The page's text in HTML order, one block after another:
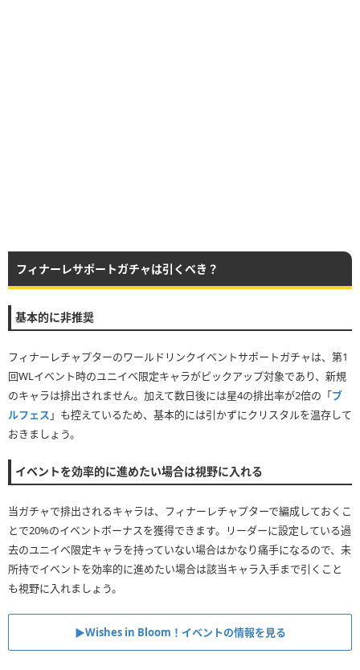
フィナーレサポートガチャは引くべき？
基本的に非推奨
フィナーレチャプターのワールドリンクイベントサポートガチャは、第1
回WLイベント時のユニイベ限定キャラがピックアップ対象であり、新規
のキャラは排出されません。加えて数日後には星4の排出率が2倍の「ブ
ルフェス 」も控えているため、基本的には引かずにクリスタルを温存して
おきましょう。
イベントを効率的に進めたい場合は視野に入れる
当ガチャで排出されるキャラは、フィナーレチャプターで編成しておくこ
とで20%のイベントボーナスを獲得できます。リーダーに設定している過
去のユニイベ限定キャラを持っていない場合はかなり痛手になるので、未
所持でイベントを効率的に進めたい場合は該当キャラ入手まで引くこと
も視野に入れましょう。
▶︎Wishes in Bloom！イベントの情報を見る